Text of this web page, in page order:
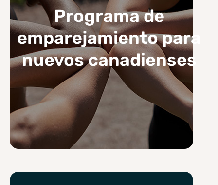
Programa de
emparejamiento para
nuevos canadienses